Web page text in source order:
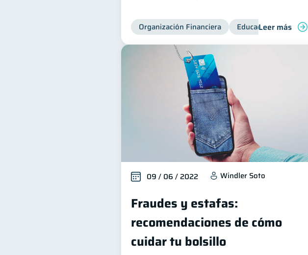
Organización Financiera Educación financiera
Leer más
09 / 06 / 2022 Windler Soto
Fraudes y estafas:
recomendaciones de cómo
cuidar tu bolsillo